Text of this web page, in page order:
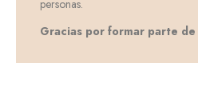
personas.
Gracias por formar parte